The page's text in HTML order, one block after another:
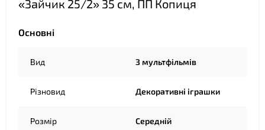
«Зайчик 25/2» 35 см, ПП Копиця
Основні
Вид З мультфільмів
Різновид Декоративні іграшки
Розмір Середній